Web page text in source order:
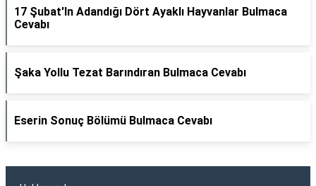
17 Şubat'In Adandığı Dört Ayaklı Hayvanlar Bulmaca
Cevabı
Şaka Yollu Tezat Barındıran Bulmaca Cevabı
Eserin Sonuç Bölümü Bulmaca Cevabı